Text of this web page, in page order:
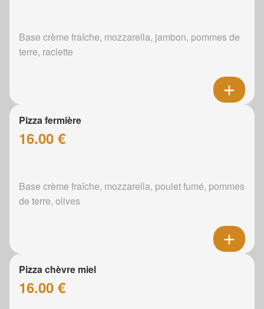
Base crème fraîche, mozzarella, jambon, pommes de
terre, raclette
Pizza fermière
16.00 €
Base crème fraîche, mozzarella, poulet fumé, pommes
de terre, olives
Pizza chèvre miel
16.00 €